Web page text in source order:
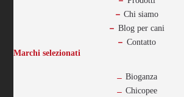
Chi siamo
Blog per cani
Contatto
Marchi selezionati
Bioganza
Chicopee